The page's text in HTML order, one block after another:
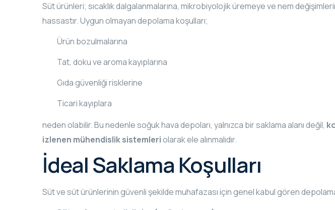
Süt ürünleri; sıcaklık dalgalanmalarına, mikrobiyolojik üremeye ve nem
hassastır. Uygun olmayan depolama koşulları;
Ürün bozulmalarına
Tat, doku ve aroma kayıplarına
Gıda güvenliği risklerine
Ticari kayıplara
neden olabilir. Bu nedenle soğuk hava depoları, yalnızca bir saklama alanı değil,
izlenen mühendislik sistemleriolarak ele alınmalıdır.
İdeal Saklama Koşulları
Süt ve süt ürünlerinin güvenli şekilde muhafazası için genel kabul gören